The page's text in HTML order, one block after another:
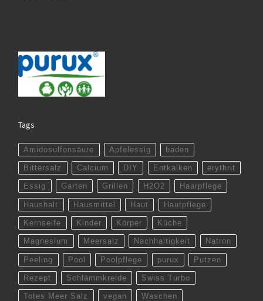
Tags
Amidosulfonsäure Apfelessig baden
Bittersalz Calcium DIY Entkalken erythrit
Essig Garten Grillen H2O2 Haarpflege
Haushalt Hausmittel Haut Hautpflege
Kernseife Kinder Körper Küche
Magnesium Meersalz Nachhaltigkeit Natron
Peeling Pool Poolpflege purux Putzen
Rezept Schlämmkreide Swiss Turbo
Totes Meer Salz vegan Waschen